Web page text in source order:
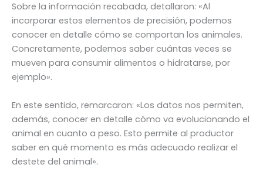
Sobre la información recabada, detallaron: «Al
incorporar estos elementos de precisión, podemos
conocer en detalle cómo se comportan los animales.
Concretamente, podemos saber cuántas veces se
mueven para consumir alimentos o hidratarse, por
ejemplo».
En este sentido, remarcaron: «Los datos nos permiten,
además, conocer en detalle cómo va evolucionando el
animal en cuanto a peso. Esto permite al productor
saber en qué momento es más adecuado realizar el
destete del animal».